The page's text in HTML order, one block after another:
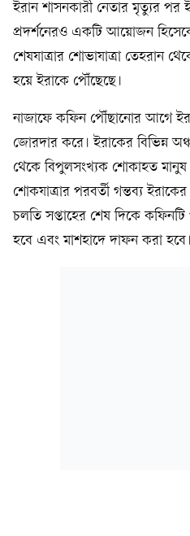
ইরান শাসনকারী নেতার মৃত্যুর পর
প্রদর্শনেরও একটি আয়োজন
শেষযাত্রার শোভাযাত্রা তেহরান
হয়ে ইরাকে পৌঁছেছে।
নাজাফে কফিন পৌঁছানোর আগে
জোরদার করে। ইরাকের বিভিন্ন
থেকে বিপুলসংখ্যক শোকাহত মানুষ
শোকযাত্রার পরবর্তী গন্তব্য
চলতি সপ্তাহের শেষ দিকে কফিনটি
হবে এবং মাশহাদে দাফন করা হবে।